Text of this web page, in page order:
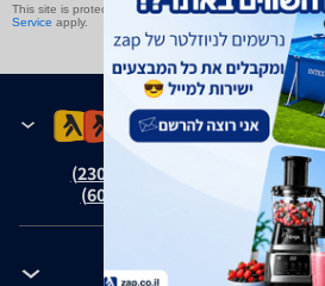
This site is protected by reCAPTCHA and the Google
Service apply.
(ת"צ 23008-08-20)
(ת"צ 60371-12-19)